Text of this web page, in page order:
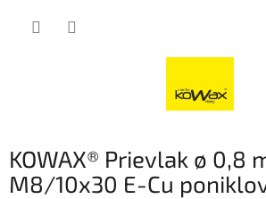
KOWAX® Prievlak ø 0,8
M8/10x30 E-Cu